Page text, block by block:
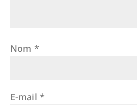
Nom *
E-mail *